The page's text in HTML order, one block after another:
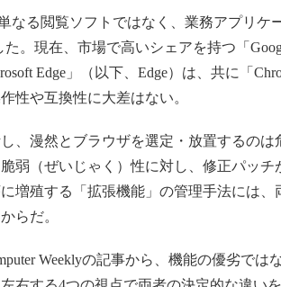
る閲覧ソフトではなく、業務アプリケ
。現在、市場で高いシェアを持つ「
Edge」（以下、Edge）は、共に「
性や互換性に大差はない。
漫然とブラウザを選定・放置するのは
弱（ぜいじゃく）性に対し、修正パッチ
増殖する「拡張機能」の管理手法には、
らだ。
Weeklyの記事から、機能の優劣では